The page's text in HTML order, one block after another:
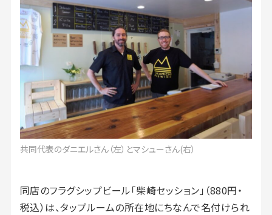
共同代表のダニエルさん（左）とマシューさん(右）
同店のフラグシップビール「柴崎セッション」（880円・
税込）は、タップルームの所在地にちなんで名付けられ